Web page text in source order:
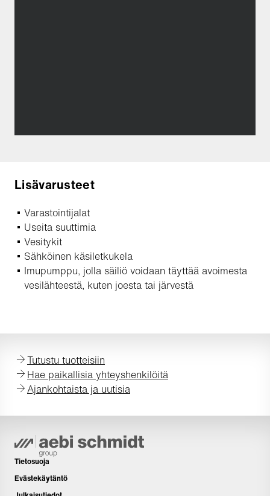
Lisävarusteet
Varastointijalat
Useita suuttimia
Vesitykit
Sähköinen käsiletkukela
Imupumppu, jolla säiliö voidaan täyttää avoimesta
vesilähteestä, kuten joesta tai järvestä
Tutustu tuotteisiin
Hae paikallisia yhteyshenkilöitä
Ajankohtaista ja uutisia
Tietosuoja
Evästekäytäntö